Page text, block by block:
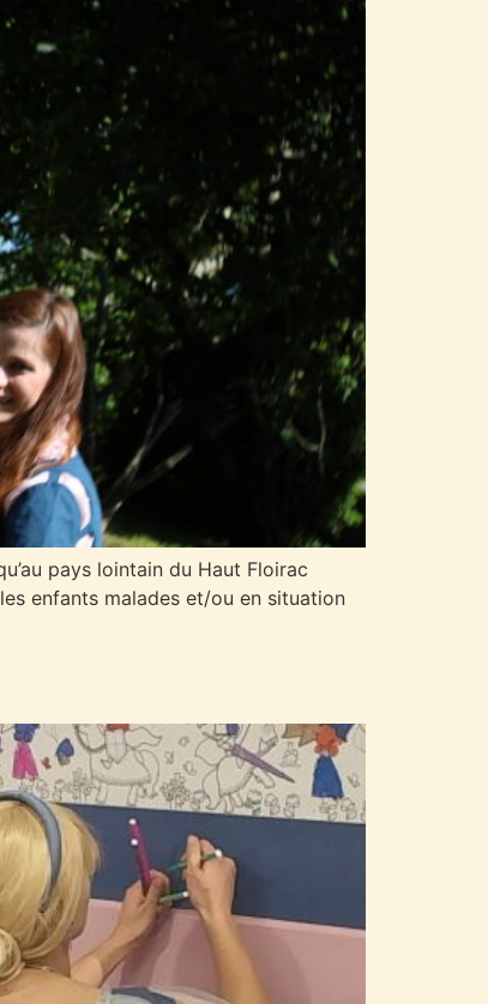
pays lointain du Haut Floirac
enfants malades et/ou en situation